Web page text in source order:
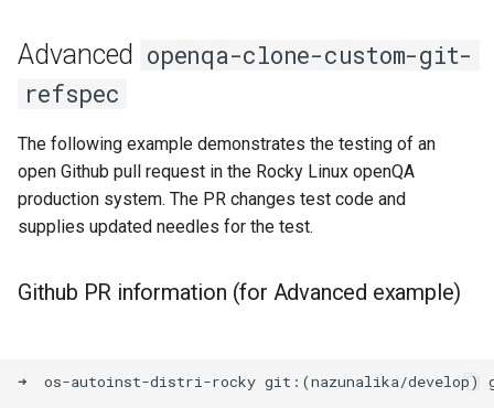
Advanced openqa-clone-custom-git-
refspec
The following example demonstrates the testing of an
open Github pull request in the Rocky Linux openQA
production system. The PR changes test code and
supplies updated needles for the test.
Github PR information (for Advanced example)
➜  os-autoinst-distri-rocky git:(nazunalika/develop)